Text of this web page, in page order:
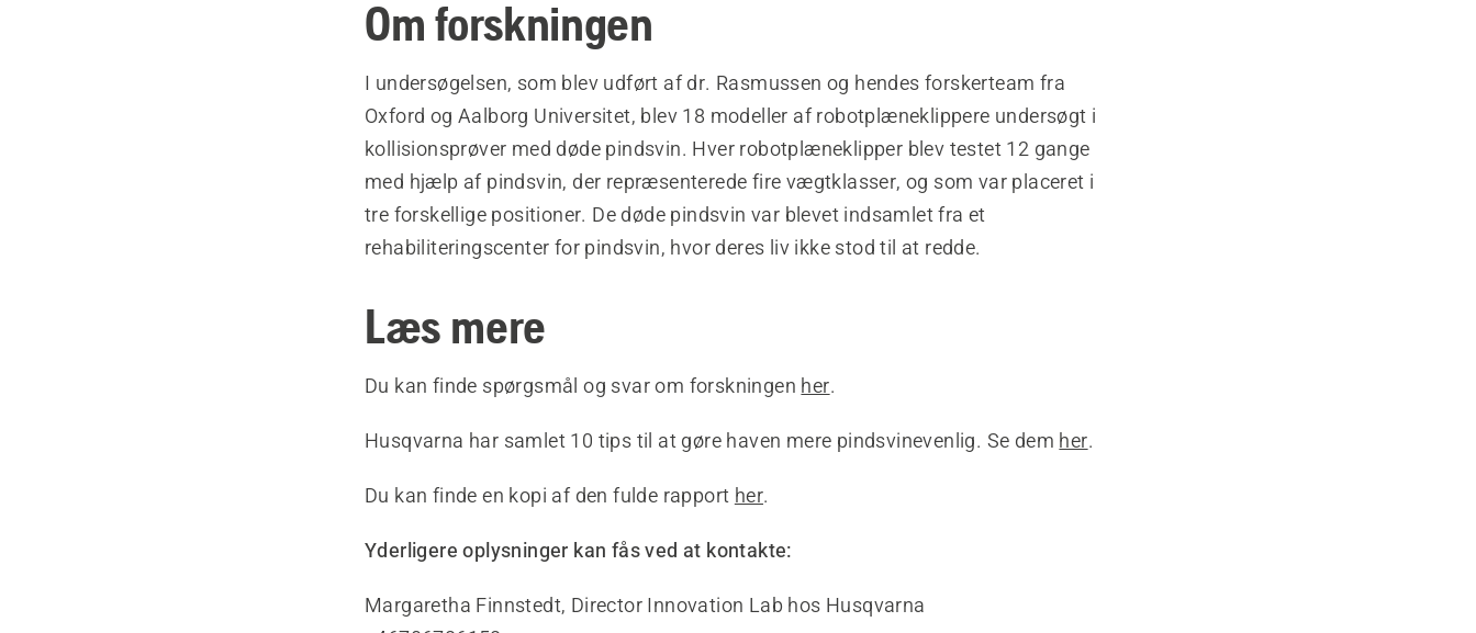
Om forskningen
I undersøgelsen, som blev udført af dr. Rasmussen og hendes forskerteam fra
Oxford og Aalborg Universitet, blev 18 modeller af robotplæneklippere undersøgt i
kollisionsprøver med døde pindsvin. Hver robotplæneklipper blev testet 12 gange
med hjælp af pindsvin, der repræsenterede fire vægtklasser, og som var placeret i
tre forskellige positioner. De døde pindsvin var blevet indsamlet fra et
rehabiliteringscenter for pindsvin, hvor deres liv ikke stod til at redde.
Læs mere
Du kan finde spørgsmål og svar om forskningen her.
Husqvarna har samlet 10 tips til at gøre haven mere pindsvinevenlig. Se dem her.
Du kan finde en kopi af den fulde rapport her.
Yderligere oplysninger kan fås ved at kontakte:
Margaretha Finnstedt, Director Innovation Lab hos Husqvarna